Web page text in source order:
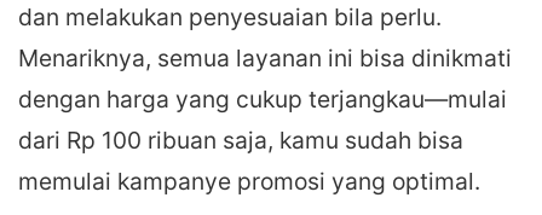
dan melakukan penyesuaian bila perlu.
Menariknya, semua layanan ini bisa dinikmati
dengan harga yang cukup terjangkau—mulai
dari Rp 100 ribuan saja, kamu sudah bisa
memulai kampanye promosi yang optimal.